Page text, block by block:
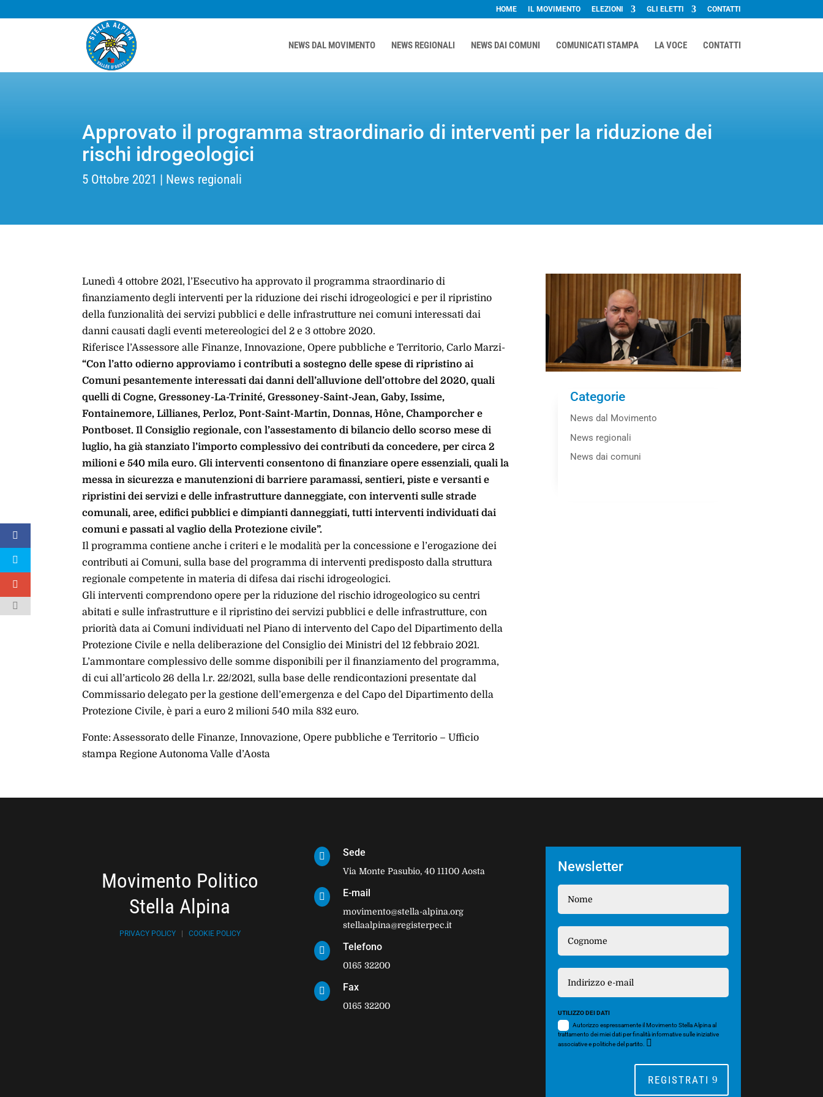
HOME IL MOVIMENTO ELEZIONI GLI ELETTI CONTATTI
NEWS DAL MOVIMENTO NEWS REGIONALI NEWS DAI COMUNI COMUNICATI STAMPA LA VOCE CONTATTI
Approvato il programma straordinario di interventi per la riduzione dei
rischi idrogeologici
5 Ottobre 2021 News regionali
Lunedì 4 ottobre 2021, l’Esecutivo ha approvato il programma straordinario di
finanziamento degli interventi per la riduzione dei rischi idrogeologici e per il ripristino
della funzionalità dei servizi pubblici e delle infrastrutture nei comuni interessati dai
danni causati dagli eventi metereologici del 2 e 3 ottobre 2020.
Riferisce l’Assessore alle Finanze, Innovazione, Opere pubbliche e Territorio, Carlo Marzi-
“Con l’atto odierno approviamo i contributi a sostegno delle spese di ripristino ai
Comuni pesantemente interessati dai danni dell’alluvione dell’ottobre del 2020, quali
quelli di Cogne, Gressoney-La-Trinité, Gressoney-Saint-Jean, Gaby, Issime,
Fontainemore, Lillianes, Perloz, Pont-Saint-Martin, Donnas, Hône, Champorcher e
Pontboset. Il Consiglio regionale, con l’assestamento di bilancio dello scorso mese di
luglio, ha già stanziato l’importo complessivo dei contributi da concedere, per circa 2
milioni e 540 mila euro. Gli interventi consentono di finanziare opere essenziali, quali la
messa in sicurezza e manutenzioni di barriere paramassi, sentieri, piste e versanti e
ripristini dei servizi e delle infrastrutture danneggiate, con interventi sulle strade
comunali, aree, edifici pubblici e dimpianti danneggiati, tutti interventi individuati dai
comuni e passati al vaglio della Protezione civile”.
Il programma contiene anche i criteri e le modalità per la concessione e l’erogazione dei
contributi ai Comuni, sulla base del programma di interventi predisposto dalla struttura
regionale competente in materia di difesa dai rischi idrogeologici.
Gli interventi comprendono opere per la riduzione del rischio idrogeologico su centri
abitati e sulle infrastrutture e il ripristino dei servizi pubblici e delle infrastrutture, con
priorità data ai Comuni individuati nel Piano di intervento del Capo del Dipartimento della
Protezione Civile e nella deliberazione del Consiglio dei Ministri del 12 febbraio 2021.
L’ammontare complessivo delle somme disponibili per il finanziamento del programma,
di cui all’articolo 26 della l.r. 22/2021, sulla base delle rendicontazioni presentate dal
Commissario delegato per la gestione dell’emergenza e del Capo del Dipartimento della
Protezione Civile, è pari a euro 2 milioni 540 mila 832 euro.
Fonte: Assessorato delle Finanze, Innovazione, Opere pubbliche e Territorio – Ufficio
stampa Regione Autonoma Valle d’Aosta
Categorie
News dal Movimento
News regionali
News dai comuni
Movimento Politico
Stella Alpina
PRIVACY POLICY| COOKIE POLICY
 Sede
Via Monte Pasubio, 40 11100 Aosta
 E-mail
movimento@stella-alpina.org
stellaalpina@registerpec.it
 Telefono
0165 32200
 Fax
0165 32200
Newsletter
UTILIZZO DEI DATI
Autorizzo espressamente il Movimento Stella Alpina al
trattamento dei miei dati per finalità informative sulle iniziative
associative e politiche del partito.
REGISTRATI